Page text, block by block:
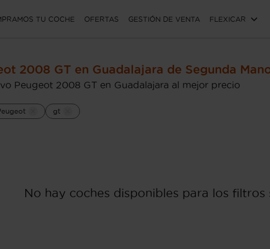
TU COCHE OFERTAS GESTIÓN DE VENTA FLEXICAR
2008 GT en Guadalajara de Segunda
Peugeot 2008 GT en Guadalajara al mejor precio
gt
No hay coches disponibles para los filtros